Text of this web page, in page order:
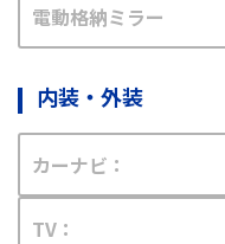
電動格納ミラー
内装・外装
カーナビ：
TV：